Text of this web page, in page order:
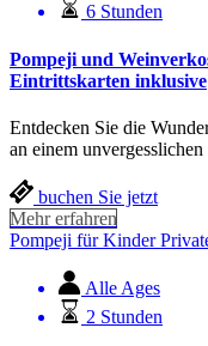
6 Stunden
Pompeji und
Eintrittskarten inklusive
Entdecken Sie die
an einem unvergesslichen
buchen Sie jetzt
Mehr erfahren
Pompeji für Kinder
Alle Ages
2 Stunden